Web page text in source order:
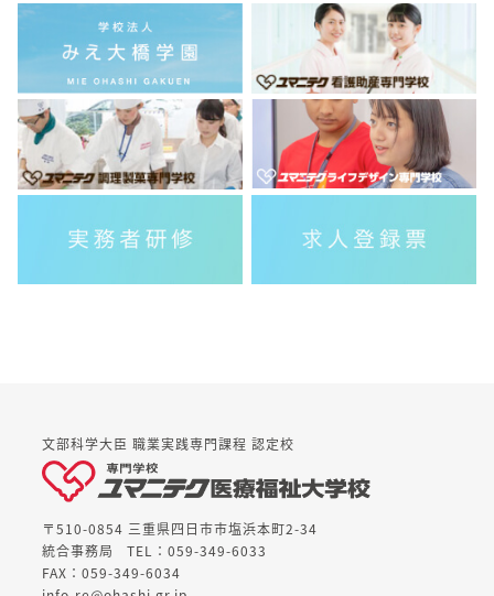
文部科学大臣 職業実践専門課程 認定校
〒510-0854 三重県四日市市塩浜本町2-34
統合事務局
TEL：059-349-6033
FAX：059-349-6034